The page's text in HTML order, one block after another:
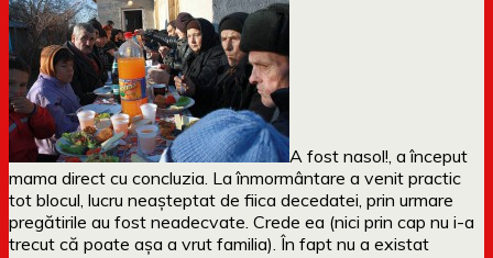
A fost nasol!, a început
mama direct cu concluzia. La înmormântare a venit practic
tot blocul, lucru neașteptat de fiica decedatei, prin urmare
pregătirile au fost neadecvate. Crede ea (nici prin cap nu i-a
trecut că poate așa a vrut familia). În fapt nu a existat